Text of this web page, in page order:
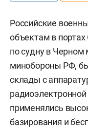
Российские
объектам в
по судну в
минобороны РФ,
склады с
применялись
базирования и